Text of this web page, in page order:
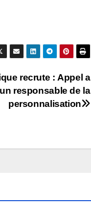
recrute : Appel a
responsable de la
personnalisation